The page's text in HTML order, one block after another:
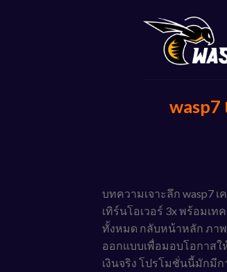
บทความเจาะลึก wasp7
เทิร์นโอเวอร์ 3x พร้อมเ
ทั้งหมด กลับหน้าหลัก ภาพ
ออกแบบเพื่อมอบโอกาส
เงินจริง โปรโมชั่นนี้มักมี